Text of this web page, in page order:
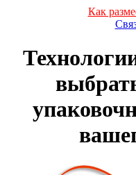
Как